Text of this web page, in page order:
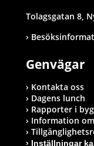
Tolagsgatan 8,
Genvägar
Kontakta oss
Dagens lunch
Rapporter i
Information
Inställningar